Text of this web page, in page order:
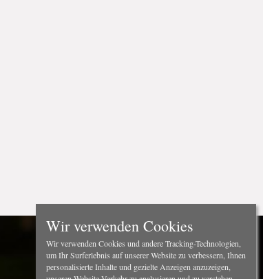
Wir verwenden Cookies
Wir verwenden Cookies und andere Tracking-Technologien,
um Ihr Surferlebnis auf unserer Website zu verbessern, Ihnen
personalisierte Inhalte und gezielte Anzeigen anzuzeigen,